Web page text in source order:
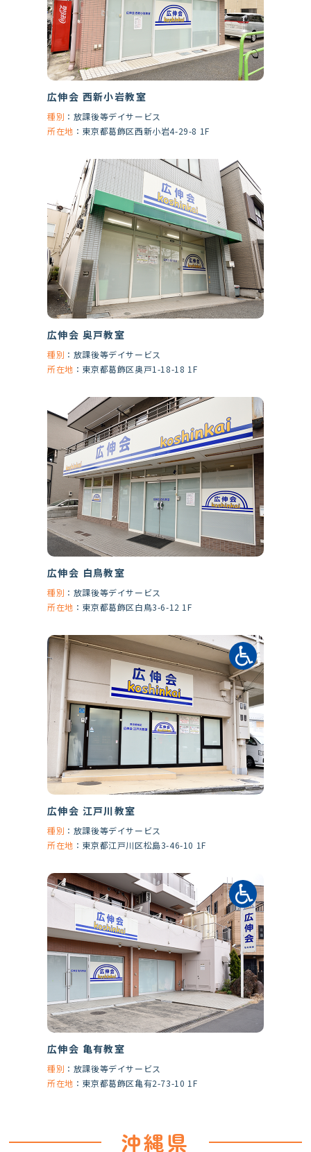
広伸会 西新小岩教室
種別 ： 放課後等デイサービス
所在地 ： 東京都葛飾区西新小岩4-29-8 1F
広伸会 奥戸教室
種別 ： 放課後等デイサービス
所在地 ： 東京都葛飾区奥戸1-18-18 1F
広伸会 白鳥教室
種別 ： 放課後等デイサービス
所在地 ： 東京都葛飾区白鳥3-6-12 1F
広伸会 江戸川教室
種別 ： 放課後等デイサービス
所在地 ： 東京都江戸川区松島3-46-10 1F
広伸会 亀有教室
種別 ： 放課後等デイサービス
所在地 ： 東京都葛飾区亀有2-73-10 1F
沖縄県